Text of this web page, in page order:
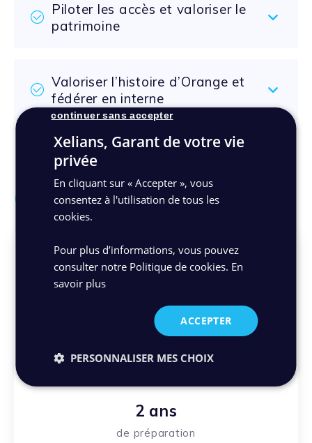
Piloter les accès et valoriser le
patrimoine
Valoriser l’histoire d’Orange et
fédérer en interne
Chiffres clés
2 ans
de préparation
Xelians, Garant de votre vie
privée
En cliquant sur « Accepter », vous
consentez à l'utilisation de tous les
cookies.
Pour plus d’informations, vous pouvez
consulter notre Politique de cookies. En
savoir plus
ACCEPTER
continuer sans accepter
PERSONNALISER MES CHOIX